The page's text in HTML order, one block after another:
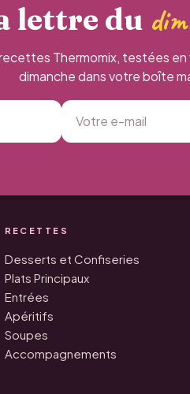
lettre du
Thermomix, testées en
dimanche dans votre boîte
RECETTES
Desserts et Confiseries
Plats Principaux
Entrées
Apéritifs
Soupes
Accompagnements